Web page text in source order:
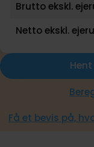
Brutto ekskl.
Netto ekskl.
Få et bevis på,